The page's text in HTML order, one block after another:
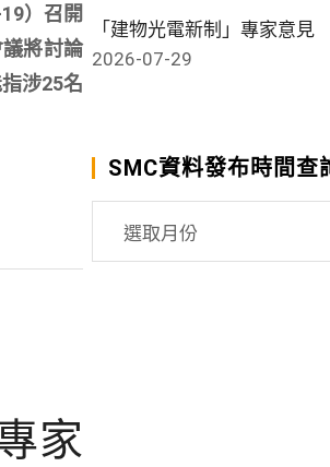
）召開
將討論
涉25名
家
「建物光電新制」專家意見
2026-07-29
SMC資料發布時間查